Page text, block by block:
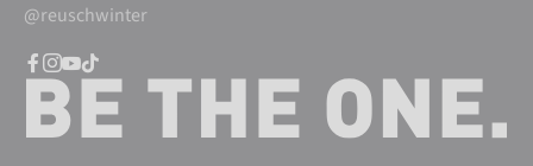
@reuschwinter